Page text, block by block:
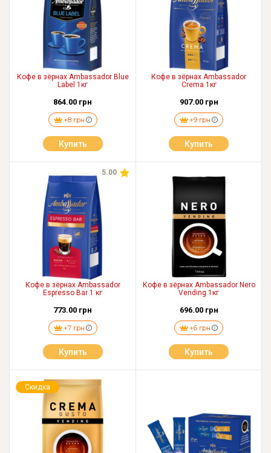
Кофе в зёрнах Ambassador Blue
Label 1кг
864.00 грн
+8 грн
Купить
Кофе в зёрнах Ambassador
Crema 1кг
907.00 грн
+9 грн
Купить
5.00
Кофе в зёрнах Ambassador
Espresso Bar 1 кг
773.00 грн
+7 грн
Купить
Кофе в зёрнах Ambassador Nero
Vending 1кг
696.00 грн
+6 грн
Купить
Скидка